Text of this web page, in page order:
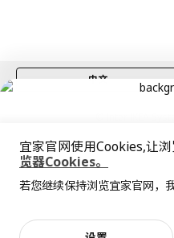
抱歉，该商品在所选地区暂时缺货。
中文
上海工商
沪公网
宜家AI购物助手算法 网信
价格透明，设
宜家官网使用Cookies,让浏
览器Cookies。
若您继续保持浏览宜家官网，